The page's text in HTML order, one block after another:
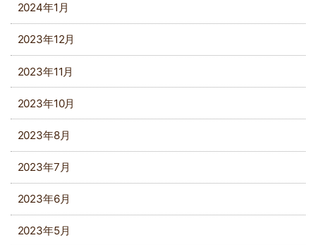
2024年1月
2023年12月
2023年11月
2023年10月
2023年8月
2023年7月
2023年6月
2023年5月